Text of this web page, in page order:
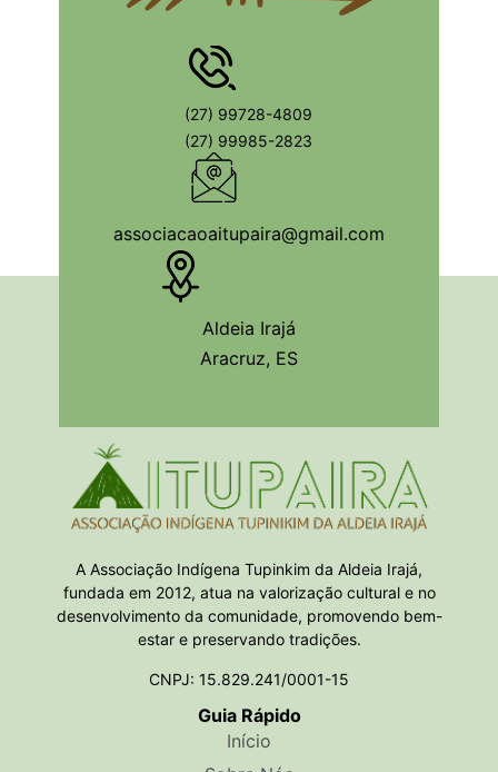
(27) 99728-4809
(27) 99985-2823
associacaoaitupaira@gmail.com
Aldeia Irajá
Aracruz, ES
A Associação Indígena Tupinkim da Aldeia Irajá,
fundada em 2012, atua na valorização cultural e no
desenvolvimento da comunidade, promovendo bem-
estar e preservando tradições.
CNPJ: 15.829.241/0001-15
Guia Rápido
Início